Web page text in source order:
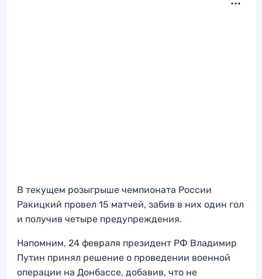
В текущем розыгрыше чемпионата России
Ракицкий провел 15 матчей, забив в них один гол
и получив четыре предупреждения.
Напомним, 24 февраля президент РФ Владимир
Путин принял решение о проведении военной
операции на Донбассе, добавив, что не